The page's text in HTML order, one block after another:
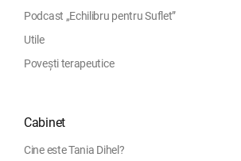
Podcast „Echilibru pentru Suflet”
Utile
Povești terapeutice
Cabinet
Cine este Tania Dihel?